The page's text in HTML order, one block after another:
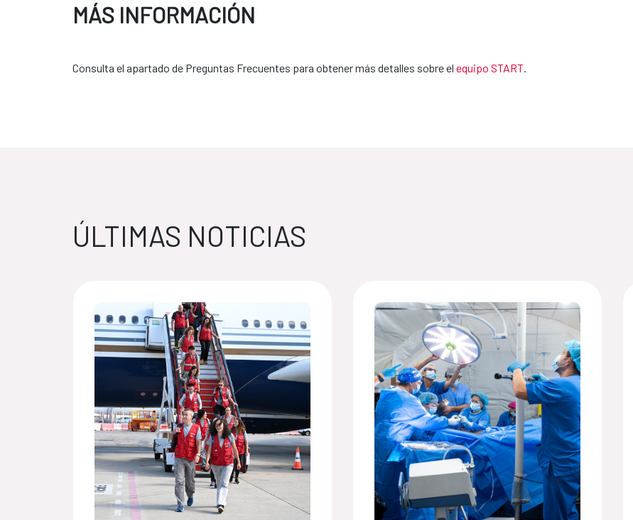
MÁS INFORMACIÓN
Consulta el apartado de Preguntas Frecuentes para obtener más detalles sobre el equipo START
ÚLTIMAS NOTICIAS